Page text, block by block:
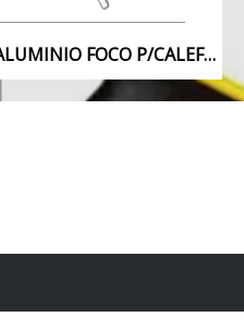
RESISTENCIA ALUMINIO FOCO P/CALEFON ELECTRICO